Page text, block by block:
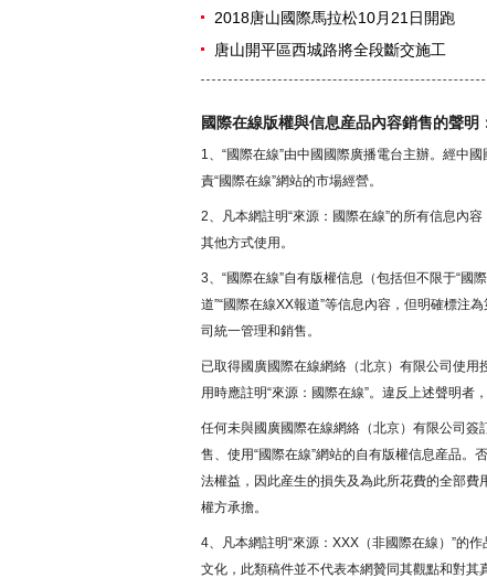
2018唐山國際馬拉松10月21日開跑
唐山開平區西城路將全段斷交施工
國際在線版權與信息産品內容銷售的聲明
1、“國際在線”由中國國際廣播電台主辦。經中
責“國際在線”網站的市場經營。
2、凡本網註明“來源：國際在線”的所有信息內
其他方式使用。
3、“國際在線”自有版權信息（包括但不限于“國
道”“國際在線XX報道”等信息內容，但明確標注
司統一管理和銷售。
已取得國廣國際在線網絡（北京）有限公司使
用時應註明“來源：國際在線”。違反上述聲明者
任何未與國廣國際在線網絡（北京）有限公司
售、使用“國際在線”網站的自有版權信息産品
法權益，因此産生的損失及為此所花費的全部
權方承擔。
4、凡本網註明“來源：XXX（非國際在線）”的
文化，此類稿件並不代表本網贊同其觀點和對其